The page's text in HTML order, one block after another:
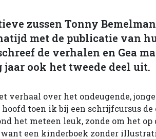
zussen Tonny
met de publicatie van
de verhalen en Gea
jaar ook het tweede deel uit.
verhaal over het ondeugende,
toen ik bij een schrijfcursus
het meteen leuk, zonde om het op
want een kinderboek zonder